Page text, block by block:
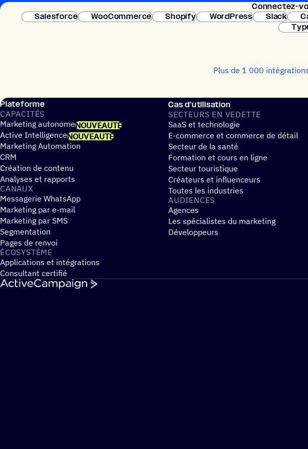
Connec­tez-
Salesforce
WooCommerce Shopify WordPress Slack
Plus de 1 000
Plateforme
CAPA­CI­TÉS
Marketing autonomeNOUVEAUTÉ
Active IntelligenceNOUVEAUTÉ
Marketing Automation
CRM
Création de contenu
Analyses et rapports
CANAUX
Messagerie WhatsApp
Marketing par e-mail
Marketing par SMS
Segmentation
Pages de renvoi
ÉCOSYS­TÈME
Applications et intégrations
Consultant certifié
Cas d’utilisation
SECTEURS EN VEDETTE
SaaS et technologie
E-commerce et commerce de détail
Secteur de la santé
Formation et cours en ligne
Secteur touristique
Créateurs et influenceurs
Toutes les industries
AUDIENCES
Agences
Les spécialistes du marketing
Développeurs